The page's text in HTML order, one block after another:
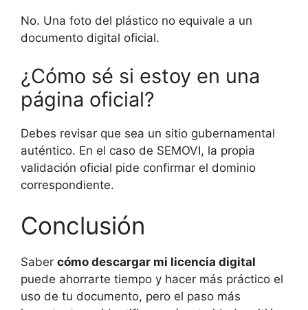
No. Una foto del plástico no equivale a un
documento digital oficial.
¿Cómo sé si estoy en una
página oficial?
Debes revisar que sea un sitio gubernamental
auténtico. En el caso de SEMOVI, la propia
validación oficial pide confirmar el dominio
correspondiente.
Conclusión
Saber cómo descargar mi licencia digital
puede ahorrarte tiempo y hacer más práctico el
uso de tu documento, pero el paso más